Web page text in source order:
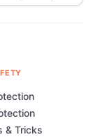
& Tricks